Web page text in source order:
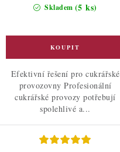
Skladem (5 ks)
Efektivní řešení pro cukrářské
provozovny Profesionální
cukrářské provozy potřebují
spolehlivé a...